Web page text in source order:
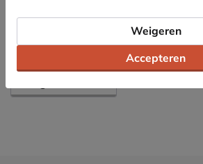
Bekijk meer
SchoenenAccepteren
Weigeren